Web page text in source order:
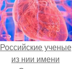
Российские ученые
из нии имени